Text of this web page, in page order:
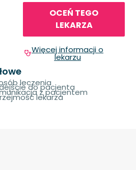
OCEŃ TEGO
LEKARZA
Więcej informacji o
lekarzu
leczenia
do pacjenta
z pacjentem
lekarza